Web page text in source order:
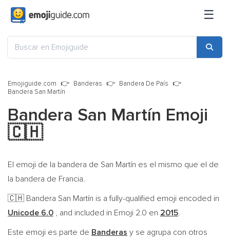
☰
Emojiguide.com Banderas
Bandera De País
Bandera San Martín
Bandera San Martín Emoji
🇨🇭
El emoji de la bandera de San Martín es el mismo que el de
la bandera de Francia.
🇨🇭 Bandera San Martín is a fully-qualified emoji encoded in
Unicode 6.0 , and included in Emoji 2.0 en 2015.
Este emoji es parte de Banderas y se agrupa con otros